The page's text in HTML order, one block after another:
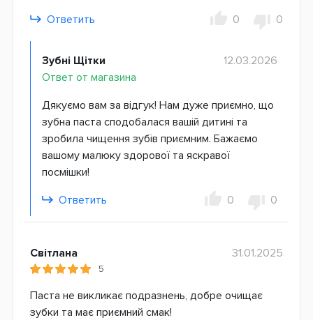
Ответить
0 0
Зубні Щітки
Ответ от магазина
12.03.2026
Дякуємо вам за відгук! Нам дуже приємно, що
зубна паста сподобалася вашій дитині та
зробила чищення зубів приємним. Бажаємо
вашому малюку здорової та яскравої
посмішки!
Ответить
0 0
Світлана
5
31.01.2025
Паста не викликає подразнень, добре очищає
зубки та має приємний смак!